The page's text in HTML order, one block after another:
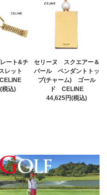
ート&チ
レット
税込)
セリーヌ スクエアー＆
パール ペンダントトッ
プ(チャーム) ゴール
ド CELINE
44,625円(税込)